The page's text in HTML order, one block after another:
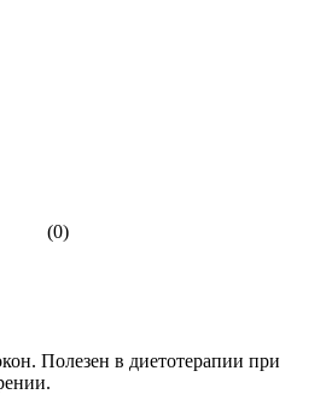
(0)
Полезен в диетотерапии при